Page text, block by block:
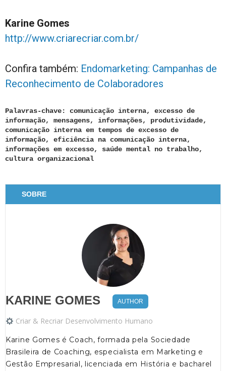
Karine Gomes
http://www.criarecriar.com.br/
Confira também: Endomarketing: Campanhas de
Reconhecimento de Colaboradores
Palavras-chave: comunicação interna, excesso de
informação, mensagens, informações, produtividade,
comunicação interna em tempos de excesso de
informação, eficiência na comunicação interna,
informações em excesso, saúde mental no trabalho,
cultura organizacional
SOBRE
KARINE GOMES AUTHOR
Criar & Recriar Desenvolvimento Humano
Karine Gomes é Coach, formada pela Sociedade
Brasileira de Coaching, especialista em Marketing e
Gestão Empresarial, licenciada em História e bacharel